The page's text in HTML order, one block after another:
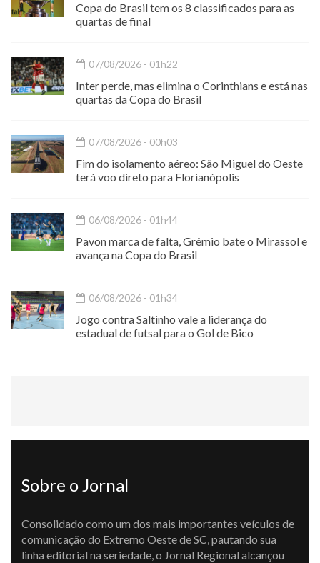
Copa do Brasil tem os 8 classificados para as
quartas de final
07/08/2026 - 01h22
Inter perde, mas elimina o Corinthians e está nas
quartas da Copa do Brasil
07/08/2026 - 00h03
Fim do isolamento aéreo: São Miguel do Oeste
terá voo direto para Florianópolis
06/08/2026 - 01h44
Pavon marca de falta, Grêmio bate o Mirassol e
avança na Copa do Brasil
06/08/2026 - 01h34
Jogo contra Saltinho vale a liderança do
estadual de futsal para o Gol de Bico
Sobre o Jornal
Consolidado como um dos mais importantes veículos de
comunicação do Extremo Oeste de SC, pautando sua
linha editorial na seriedade, o Jornal Regional alcançou